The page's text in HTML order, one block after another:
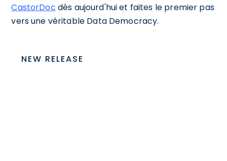
CastorDoc dès aujourd'hui et faites le premier pas
vers une véritable Data Democracy.
NEW RELEASE